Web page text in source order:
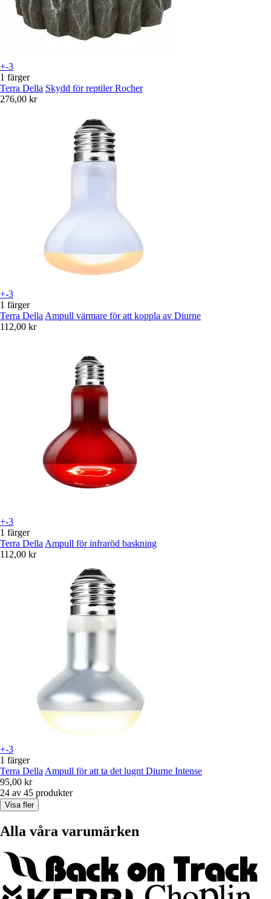
+-3
1 färger
Terra Della Skydd för reptiler Rocher
276,00 kr
+-3
1 färger
Terra Della Ampull värmare för att koppla av Diurne
112,00 kr
+-3
1 färger
Terra Della Ampull för infraröd baskning
112,00 kr
+-3
1 färger
Terra Della Ampull för att ta det lugnt Diurne Intense
95,00 kr
24 av 45 produkter
Visa fler
Alla våra varumärken